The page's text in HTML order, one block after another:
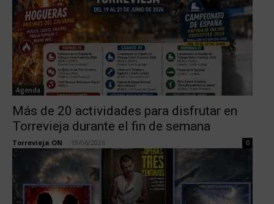
Agenda
Más de 20 actividades para disfrutar en
Torrevieja durante el fin de semana
Torrevieja ON 19/06/2026 0